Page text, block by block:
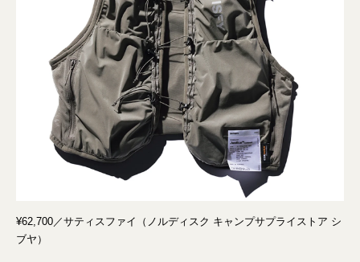
¥62,700／サティスファイ（ノルディスク キャンプサプライストア シ
ブヤ）